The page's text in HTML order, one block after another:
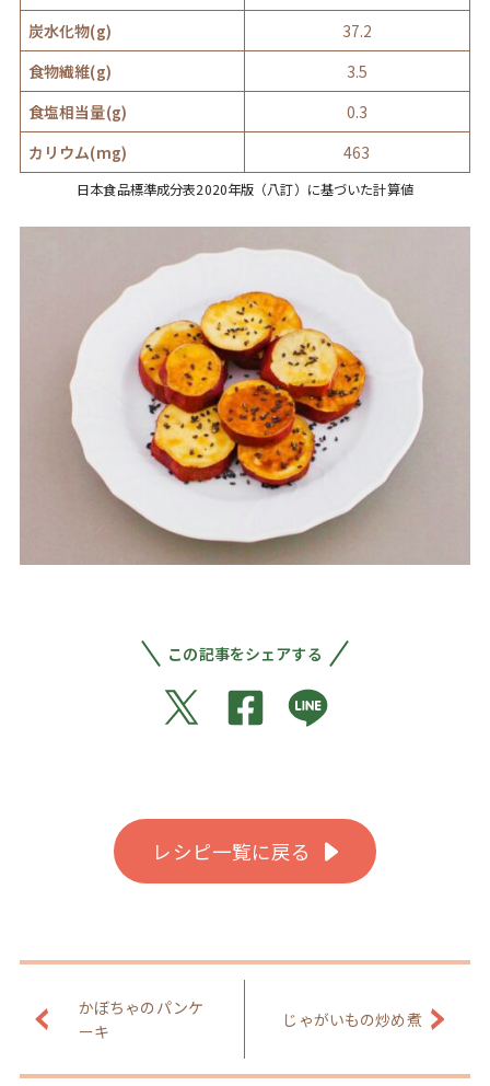
炭水化物(g)
37.2
食物繊維(g)
3.5
食塩相当量(g)
0.3
カリウム(mg)
463
日本食品標準成分表2020年版（八訂）に基づいた計算値
この記事をシェアする
レシピ一覧に戻る
かぼちゃのパンケ
ーキ
じゃがいもの炒め煮